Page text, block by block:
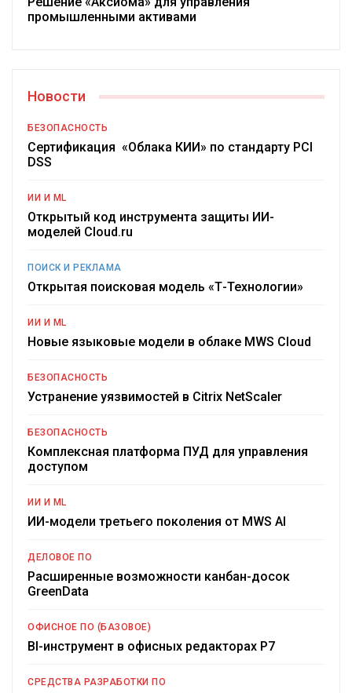
промышленными активами
Новости
БЕЗОПАСНОСТЬ
Сертификация «Облака КИИ» по стандарту PCI
DSS
ИИ И ML
Открытый код инструмента защиты ИИ-
моделей Cloud.ru
ПОИСК И РЕКЛАМА
Открытая поисковая модель «Т-Технологии»
ИИ И ML
Новые языковые модели в облаке MWS Cloud
БЕЗОПАСНОСТЬ
Устранение уязвимостей в Citrix NetScaler
БЕЗОПАСНОСТЬ
Комплексная платформа ПУД для управления
доступом
ИИ И ML
ИИ-модели третьего поколения от MWS AI
ДЕЛОВОЕ ПО
Расширенные возможности канбан-досок
GreenData
ОФИСНОЕ ПО (БАЗОВОЕ)
BI-инструмент в офисных редакторах Р7
СРЕДСТВА РАЗРАБОТКИ ПО